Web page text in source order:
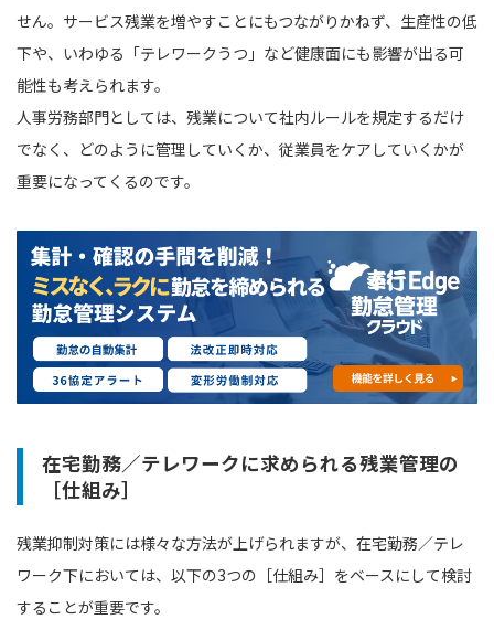
せん。サービス残業を増やすことにもつながりかねず、生産性の低
下や、いわゆる「テレワークうつ」など健康面にも影響が出る可
能性も考えられます。
人事労務部門としては、残業について社内ルールを規定するだけ
でなく、どのように管理していくか、従業員をケアしていくかが
重要になってくるのです。
在宅勤務／テレワークに求められる残業管理の
［仕組み］
残業抑制対策には様々な方法が上げられますが、在宅勤務／テレ
ワーク下においては、以下の3つの［仕組み］をベースにして検討
することが重要です。